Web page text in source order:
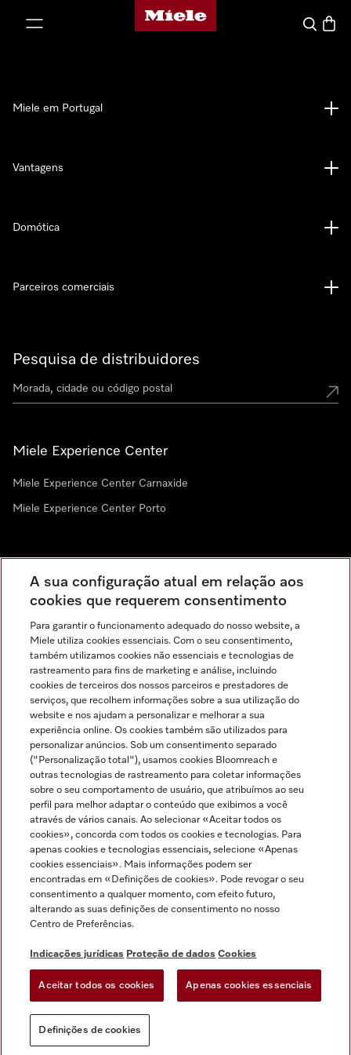
Página principal da Miele
Pesquisa
Pesquisa de distribuidores
Miele Experience Center
Miele Experience Center Carnaxide
Miele Experience Center Porto
Miele em Portugal
Vantagens
Domótica
Parceiros comerciais
Indicações jurídicas
Condições gerais
Proteção de dados
Condições de utilização
Canal de Ética
Formulário de livre resolução
Miele no Instagram
Miele no Facebook
Miele no Youtube
A sua configuração atual em relação aos
cookies que requerem consentimento
Para garantir o funcionamento adequado do nosso website, a
Miele utiliza cookies essenciais. Com o seu consentimento,
também utilizamos cookies não essenciais e tecnologias de
rastreamento para fins de marketing e análise, incluindo
cookies de terceiros dos nossos parceiros e prestadores de
serviços, que recolhem informações sobre a sua utilização do
website e nos ajudam a personalizar e melhorar a sua
experiência online. Os cookies também são utilizados para
personalizar anúncios. Sob um consentimento separado
("Personalização total"), usamos cookies Bloomreach e
outras tecnologias de rastreamento para coletar informações
sobre o seu comportamento de usuário, que atribuímos ao seu
perfil para melhor adaptar o conteúdo que exibimos a você
através de vários canais. Ao selecionar «Aceitar todos os
cookies», concorda com todos os cookies e tecnologias. Para
apenas cookies e tecnologias essenciais, selecione «Apenas
cookies essenciais». Mais informações podem ser
encontradas em «Definições de cookies». Pode revogar o seu
consentimento a qualquer momento, com efeito futuro,
alterando as suas definições de consentimento no nosso
Centro de Preferências.
Indicações jurídicas Proteção de dados Cookies
Aceitar todos os cookies Apenas cookies essenciais
Definições de cookies